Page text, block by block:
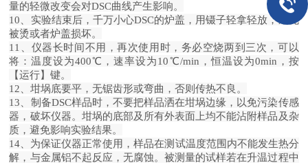
量的轻微改变会对DSC曲线产生影响。
10、实验结束后，千万小心DSC的炉盖，用镊子轻拿轻放，避免
被烫或者炉盖损坏。
11、仪器长时间不用，再次使用时，务必空烧两到三次，可以
将：温度设为400℃，速率设为10℃/min，恒温设为0min，按
【运行】键。
12、坩埚底要平，无锯齿形或弯曲，否则传热不良。
13、制备DSC样品时，不要把样品洒在坩埚边缘，以免污染传感
器，破坏仪器。坩埚的底部及所有外表面上均不能沾附样品及杂
质，避免影响实验结果。
14、为保证仪器正常使用，样品在测试温度范围内不能发生热分
解，与金属铝不起反应，无腐蚀。被测量的试样若在升温过程中